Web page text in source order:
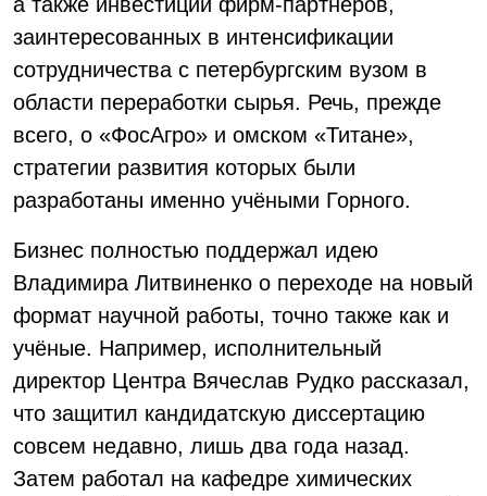
заинтересованных в интенсификации
сотрудничества с петербургским вузом в
области переработки сырья. Речь, прежде
всего, о «ФосАгро» и омском «Титане»,
стратегии развития которых были
разработаны именно учёными Горного.
Бизнес полностью поддержал идею
Владимира Литвиненко о переходе на новый
формат научной работы, точно также как и
учёные. Например, исполнительный
директор Центра Вячеслав Рудко рассказал,
что защитил кандидатскую диссертацию
совсем недавно, лишь два года назад.
Затем работал на кафедре химических